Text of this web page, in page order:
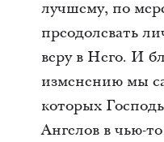
лучшему, по
преодолевать
веру в Него. И
изменению мы
которых
Ангелов в чью-